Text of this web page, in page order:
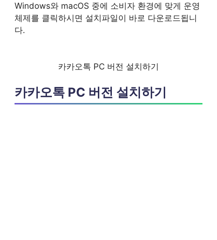
Windows와 macOS 중에 소비자 환경에 맞게 운영
체제를 클릭하시면 설치파일이 바로 다운로드됩니
다.
카카오톡 PC 버전 설치하기
카카오톡 PC 버전 설치하기